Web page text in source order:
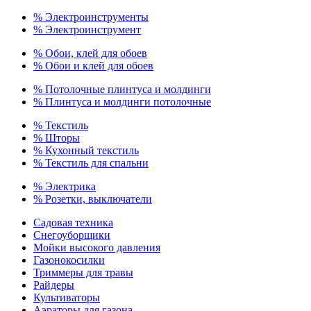
% Электроинструменты
% Электроинструмент
% Обои, клей для обоев
% Обои и клей для обоев
% Потолочные плинтуса и молдинги
% Плинтуса и молдинги потолочные
% Текстиль
% Шторы
% Кухонный текстиль
% Текстиль для спальни
% Электрика
% Розетки, выключатели
Садовая техника
Снегоуборщики
Мойки высокого давления
Газонокосилки
Триммеры для травы
Райдеры
Культиваторы